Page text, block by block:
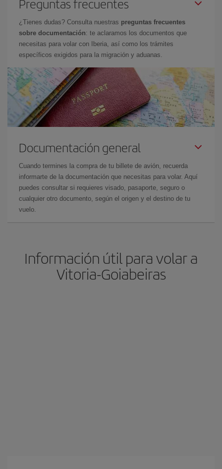
¿Tienes dudas? Consulta nuestras preguntas frecuentes
sobre documentación: te aclaramos los documentos que
necesitas para volar con Iberia, así como los trámites
específicos exigidos para la migración y aduanas.
Documentación general
Cuando termines la compra de tu billete de avión, recuerda
informarte de la documentación que necesitas para volar. Aquí
puedes consultar si requieres visado, pasaporte, seguro o
cualquier otro documento, según el origen y el destino de tu
vuelo.
Información útil para volar a
Vitoria-Goiabeiras